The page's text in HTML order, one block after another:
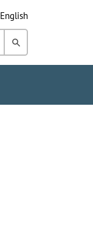
English
Rechercher
dans
Grand